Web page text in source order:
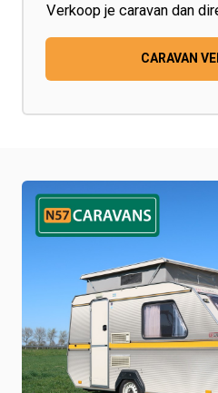
Verkoop je caravan dan
CARAVAN